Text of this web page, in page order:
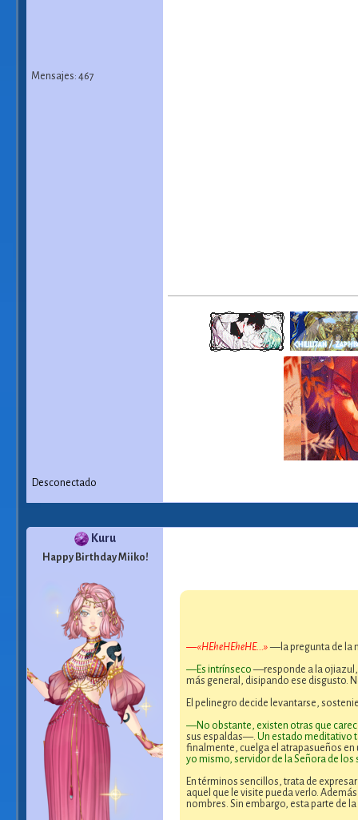
Mensajes: 467
Desconectado
Kuru
Happy Birthday Miiko!
—«HEheHEheHE...»—la pregunta de la
—Es intrínseco—responde a la
más general, disipando ese disgusto.
El pelinegro decide levantarse,
—No obstante, existen otras que
sus espaldas—. Un estado meditativo
finalmente, cuelga el atrapasueños
yo mismo, servidor de la Señora de los
En términos sencillos, trata de
aquel que le visite pueda verlo.
nombres. Sin embargo, esta parte de